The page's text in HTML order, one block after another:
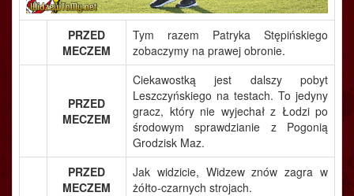
PRZED
MECZEM
Tym razem Patryka Stępińskiego
zobaczymy na prawej obronie.
PRZED
MECZEM
Ciekawostką jest dalszy pobyt
Leszczyńskiego na testach. To jedyny
gracz, który nie wyjechał z Łodzi po
środowym sprawdzianie z Pogonią
Grodzisk Maz.
PRZED
MECZEM
Jak widzicie, Widzew znów zagra w
żółto-czarnych strojach.